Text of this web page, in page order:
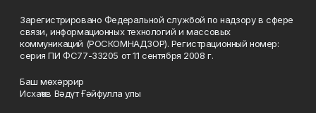
Зарегистрировано Федеральной службой по надзору в сфере
связи, информационных технологий и массовых
коммуникаций (РОСКОМНАДЗОР). Регистрационный номер:
серия ПИ ФС77-33205 от 11 сентября 2008 г.
Баш мөхәррир
Исхаҡов Вәдүт Ғәйфулла улы